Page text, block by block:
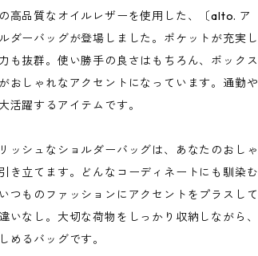
高品質なオイルレザーを使用した、〔alto. ア
ダーバッグが登場しました。ポケットが充実し
も抜群。使い勝手の良さはもちろん、ボックス
おしゃれなアクセントになっています。通勤や
活躍するアイテムです。
ッシュなショルダーバッグは、あなたのおしゃ
き立てます。どんなコーディネートにも馴染む
つものファッションにアクセントをプラスして
いなし。大切な荷物をしっかり収納しながら、
めるバッグです。